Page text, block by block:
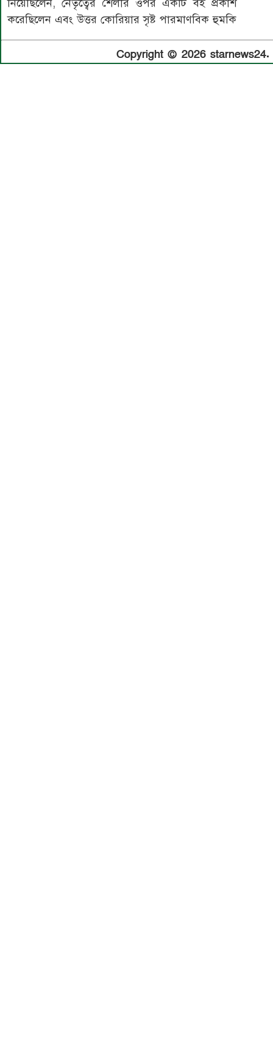
নিয়েছিলেন, নেতৃত্বের শৈলীর ওপর একটি বই প্রকাশ
করেছিলেন এবং উত্তর কোরিয়ার সৃষ্ট পারমাণবিক হুমকি
Copyright © 2026